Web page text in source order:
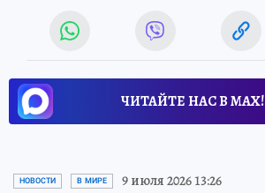
ЧИТАЙТЕ НАС В МАХ!
НОВОСТИ В МИРЕ 9 июля 2026 13:26